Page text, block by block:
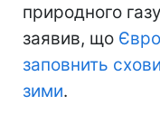
природного
заявив, що
заповнить
зими.